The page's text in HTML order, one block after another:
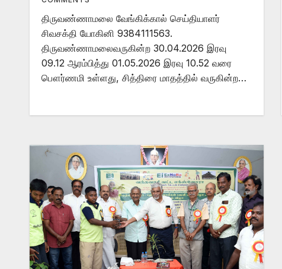
திருவண்ணாமலை வேங்கிக்கால் செய்தியாளர்
சிவசக்தி யோகினி 9384111563.
திருவண்ணாமலைவருகின்ற 30.04.2026 இரவு
09.12 ஆரம்பித்து 01.05.2026 இரவு 10.52 வரை
பௌர்ணமி உள்ளது, சித்திரை மாதத்தில் வருகின்ற…